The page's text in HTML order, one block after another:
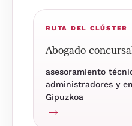
RUTA DEL CLÚSTER
Abogado
asesoramiento
administradores y
Gipuzkoa
→